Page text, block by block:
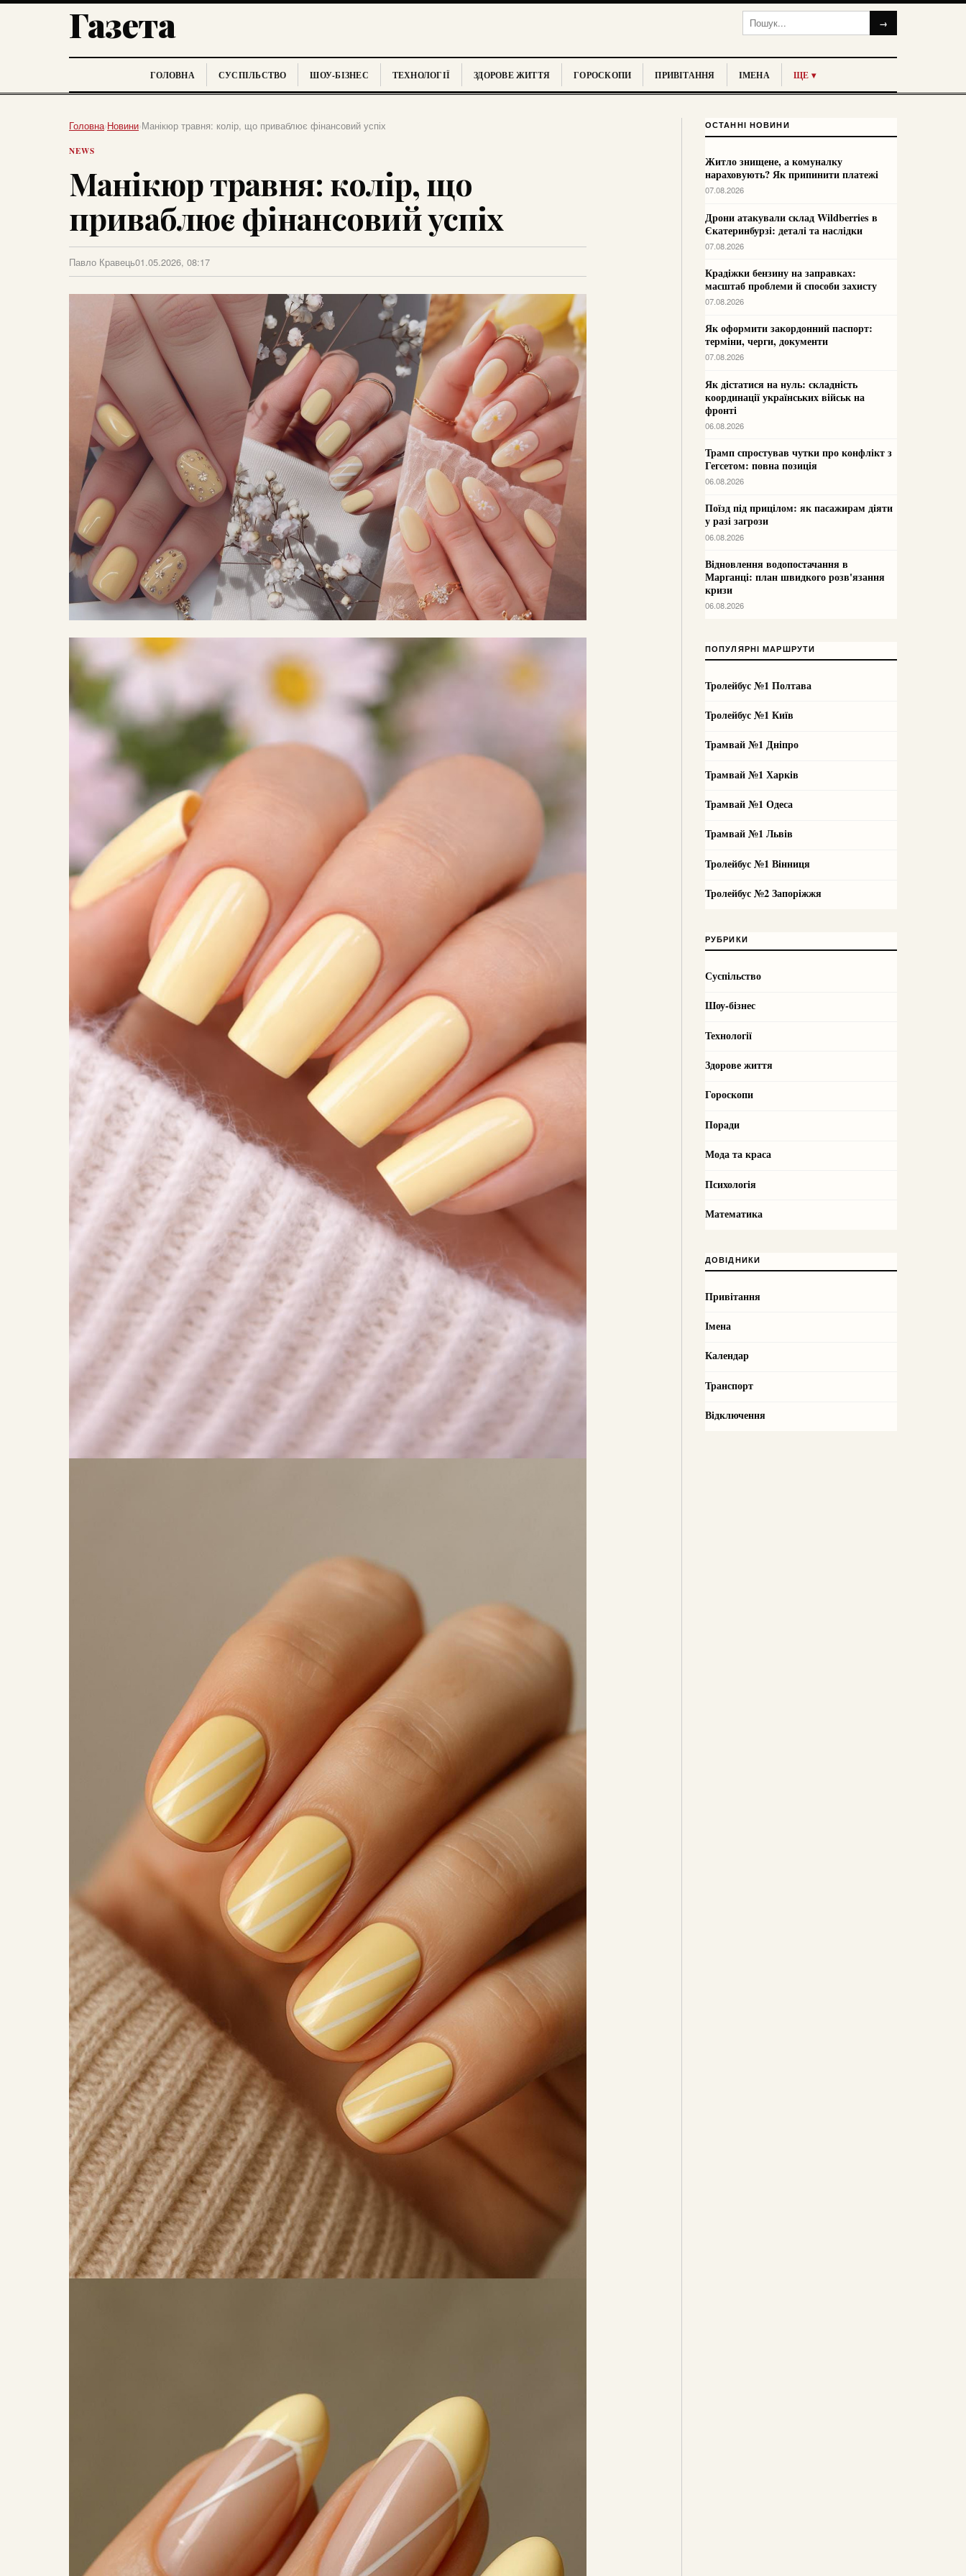
Газета →
ГОЛОВНА СУСПІЛЬСТВО ШОУ-БІЗНЕС ТЕХНОЛОГІЇ ЗДОРОВЕ ЖИТТЯ ГОРОСКОПИ ПРИВІТАННЯ ІМЕНА ЩЕ ▾
Головна›Новини›Манікюр травня: колір, що приваблює фінансовий успіх
NEWS
Манікюр травня: колір, що
приваблює фінансовий успіх
Павло Кравець01.05.2026, 08:17
ОСТАННІ НОВИНИ
Житло знищене, а комуналку
нараховують? Як припинити платежі
07.08.2026
Дрони атакували склад Wildberries в
Єкатеринбурзі: деталі та наслідки
07.08.2026
Крадіжки бензину на заправках:
масштаб проблеми й способи захисту
07.08.2026
Як оформити закордонний паспорт:
терміни, черги, документи
07.08.2026
Як дістатися на нуль: складність
координації українських військ на
фронті
06.08.2026
Трамп спростував чутки про конфлікт з
Гегсетом: повна позиція
06.08.2026
Поїзд під прицілом: як пасажирам діяти
у разі загрози
06.08.2026
Відновлення водопостачання в
Марганці: план швидкого розв'язання
кризи
06.08.2026
ПОПУЛЯРНІ МАРШРУТИ
Тролейбус №1 Полтава
Тролейбус №1 Київ
Трамвай №1 Дніпро
Трамвай №1 Харків
Трамвай №1 Одеса
Трамвай №1 Львів
Тролейбус №1 Вінниця
Тролейбус №2 Запоріжжя
РУБРИКИ
Суспільство
Шоу-бізнес
Технології
Здорове життя
Гороскопи
Поради
Мода та краса
Психологія
Математика
ДОВІДНИКИ
Привітання
Імена
Календар
Транспорт
Відключення